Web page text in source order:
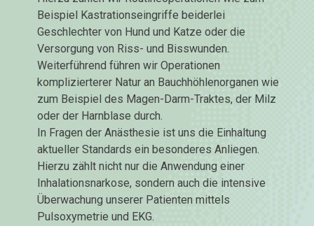
Beispiel Kastrationseingriffe beiderlei
Geschlechter von Hund und Katze oder die
Versorgung von Riss- und Bisswunden.
Weiterführend führen wir Operationen
komplizierterer Natur an Bauchhöhlenorganen wie
zum Beispiel des Magen-Darm-Traktes, der Milz
oder der Harnblase durch.
In Fragen der Anästhesie ist uns die Einhaltung
aktueller Standards ein besonderes Anliegen.
Hierzu zählt nicht nur die Anwendung einer
Inhalationsnarkose, sondern auch die intensive
Überwachung unserer Patienten mittels
Pulsoxymetrie und EKG.